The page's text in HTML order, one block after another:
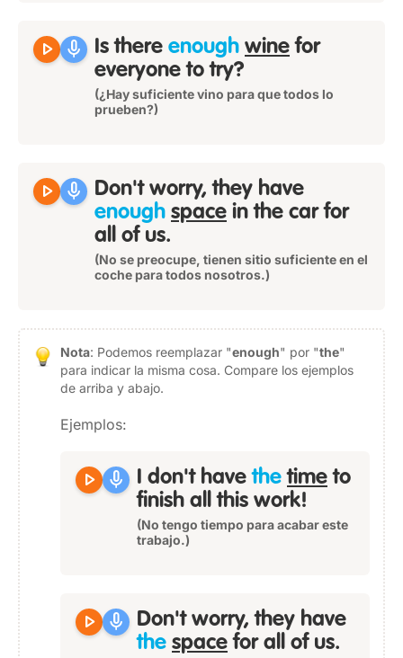
play_arrow mic Is there enough wine for
everyone to try?
(¿Hay suficiente vino para que todos lo
prueben?)
play_arrow mic Don't worry, they have
enough space in the car for
all of us.
(No se preocupe, tienen sitio suficiente en el
coche para todos nosotros.)
Nota: Podemos reemplazar "enough" por "the"
para indicar la misma cosa. Compare los ejemplos
de arriba y abajo.
Ejemplos:
play_arrow mic I don't havethe time to
finish all this work!
(No tengo tiempo para acabar este
trabajo.)
play_arrow mic Don't worry, they have
the space for all of us.